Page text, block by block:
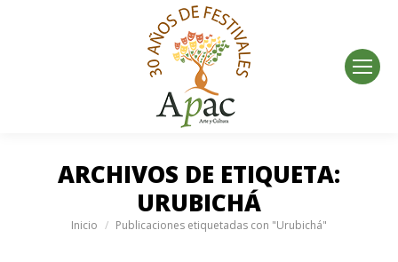
ARCHIVOS DE ETIQUETA:
URUBICHÁ
Estás aquí:
Inicio Publicaciones etiquetadas con "Urubichá"